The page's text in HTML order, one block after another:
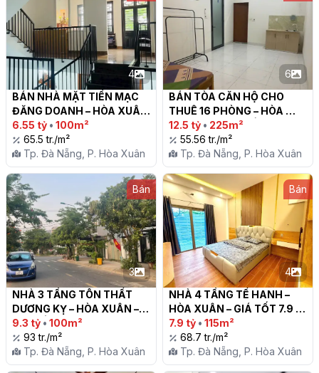
4
BÁN NHÀ MẶT TIỀN MẠC
ĐĂNG DOANH – HÒA XUÂN
| CHỈ 6.55 TỶ
6.55 tỷ • 100m²
65.5 tr./m²
Tp. Đà Nẵng, P. Hòa Xuân
6
BÁN TÒA CĂN HỘ CHO
THUÊ 16 PHÒNG – HÒA
XUÂN | DÒNG TIỀN 40
TRIỆU/THÁNG
12.5 tỷ • 225m²
55.56 tr./m²
Tp. Đà Nẵng, P. Hòa Xuân
Bán
3
NHÀ 3 TẦNG TÔN THẤT
DƯƠNG KỴ – HÒA XUÂN –
GIÁ TỐT!
9.3 tỷ • 100m²
93 tr./m²
Tp. Đà Nẵng, P. Hòa Xuân
Bán
4
NHÀ 4 TẦNG TẾ HANH –
HÒA XUÂN – GIÁ TỐT 7.9
TỶ!
7.9 tỷ • 115m²
68.7 tr./m²
Tp. Đà Nẵng, P. Hòa Xuân